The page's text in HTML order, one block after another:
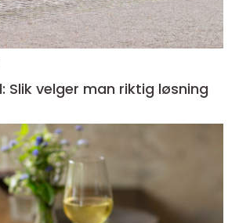
Slik velger man riktig løsning